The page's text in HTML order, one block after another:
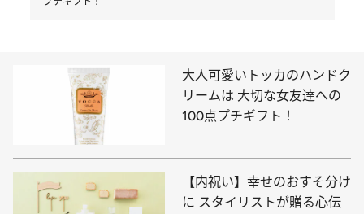
大人可愛いトッカのハンドク
リームは 大切な女友達への
100点プチギフト！
【内祝い】幸せのおすそ分け
に スタイリストが贈る心伝